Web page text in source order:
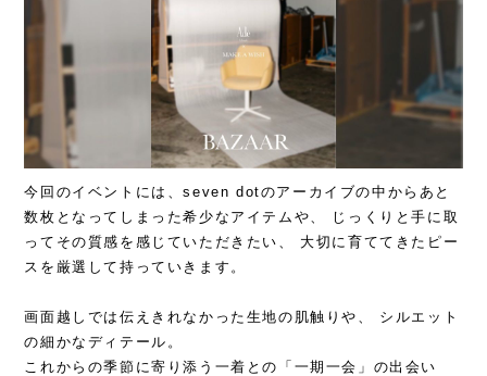
今回のイベントには、seven dotのアーカイブの中からあと
数枚となってしまった希少なアイテムや、 じっくりと手に取
ってその質感を感じていただきたい、 大切に育ててきたピー
スを厳選して持っていきます。
画面越しでは伝えきれなかった生地の肌触りや、 シルエット
の細かなディテール。
これからの季節に寄り添う一着との「一期一会」の出会い